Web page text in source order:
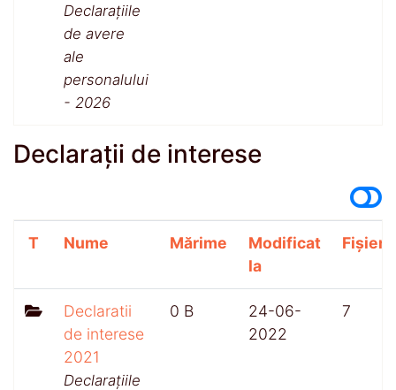
Declarațiile
de avere
ale
personalului
- 2026
Declarații de interese
T Nume Mărime
Modificat
la
Fișiere
Declaratii
de interese
2021
Declarațiile
0 B
24-06-
2022
7